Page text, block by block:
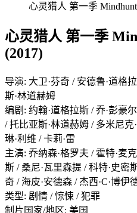
心灵猎人 第一季
心灵猎人 第一季
(2017)
导演: 大卫·芬奇 / 安德鲁·道格
斯·林道赫姆
编剧: 约翰·道格拉斯 / 乔·彭豪
/ 托比亚斯·林道赫姆 / 多米尼克
琳·利维 / 卡莉·雷
主演: 乔纳森·格罗夫 / 霍特·麦
斯 / 桑尼·瓦里森提 / 科特·史密
奇 / 海皮·安德森 / 杰西·C·博伊
类型: 剧情 / 惊悚 / 犯罪
制片国家/地区: 美国